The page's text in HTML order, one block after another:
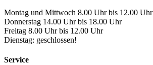
Montag und Mittwoch 8.00 Uhr bis 12.00 Uhr
Donnerstag 14.00 Uhr bis 18.00 Uhr
Freitag 8.00 Uhr bis 12.00 Uhr
Dienstag: geschlossen!
Service